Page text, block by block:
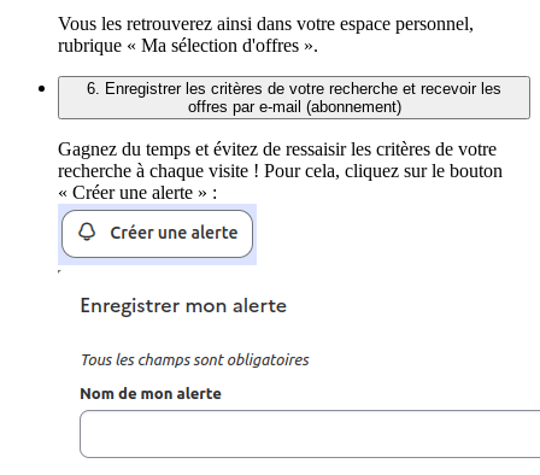
Vous les retrouverez ainsi dans votre espace personnel,
rubrique « Ma sélection d'offres ».
6. Enregistrer les critères de votre recherche et recevoir les
offres par e-mail (abonnement)
Gagnez du temps et évitez de ressaisir les critères de votre
recherche à chaque visite ! Pour cela, cliquez sur le bouton
« Créer une alerte » :